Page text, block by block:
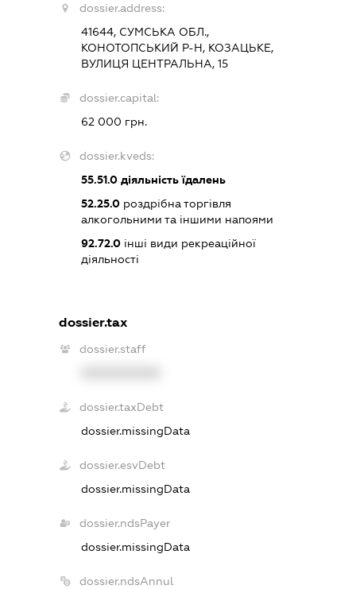
dossier.address:
41644, СУМСЬКА ОБЛ.,
КОНОТОПСЬКИЙ Р-Н, КОЗАЦЬКЕ,
ВУЛИЦЯ ЦЕНТРАЛЬНА, 15
dossier.capital:
62 000 грн.
dossier.kveds:
55.51.0 діяльність їдалень
52.25.0 роздрібна торгівля
алкогольними та іншими напоями
92.72.0 інші види рекреаційної
діяльності
dossier.tax
dossier.staff
dossier.taxDebt
dossier.missingData
dossier.esvDebt
dossier.missingData
dossier.ndsPayer
dossier.missingData
dossier.ndsAnnul